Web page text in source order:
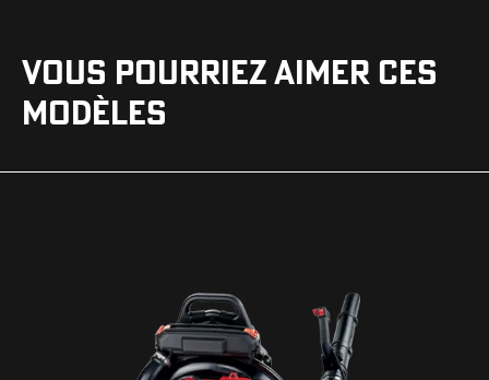
VOUS POURRIEZ AIMER CES
MODÈLES